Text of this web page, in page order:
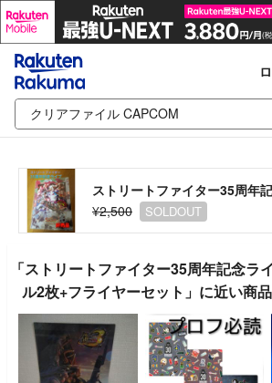
¥2,500
SOLDOUT
「ストリートファイター35周年記念ラ
ル2枚+フライヤーセット」に近い商品